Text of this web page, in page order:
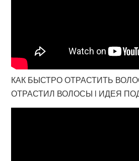
КАК БЫСТРО ОТРАСТИТЬ
ОТРАСТИЛ ВОЛОСЫ l ИДЕЯ